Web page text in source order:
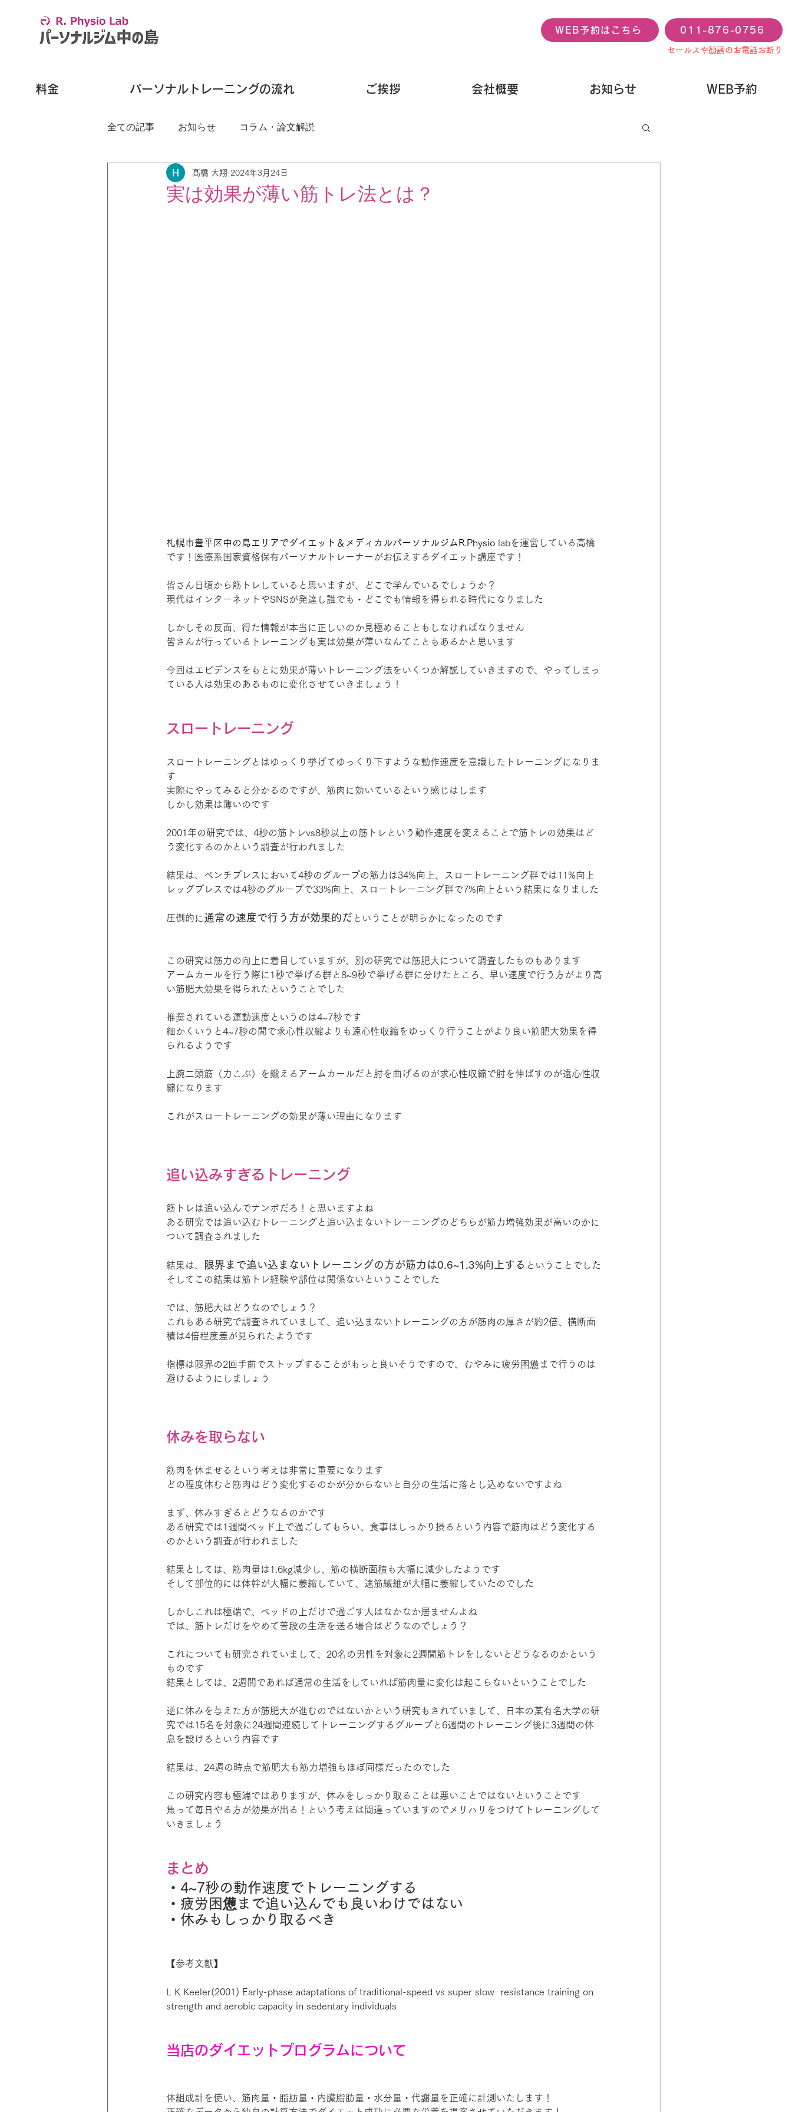
WEB予約はこちら 011-876-0756
セールスや勧誘のお電話お断り
料金 パーソナルトレーニングの流れ ご挨拶 会社概要 お知らせ WEB予約
全ての記事 お知らせ コラム・論文解説
実は効果が薄い筋トレ法とは？
髙橋 大翔 2024年3月24日
札幌市豊平区中の島エリアでダイエット ＆メディカルパーソナルジムR.Physio labを運営している高橋
です！医療系国家資格保有パーソナルトレーナーがお伝えするダイエット講座です！
皆さん日頃から筋トレしていると思いますが、どこで学んでいるでしょうか？
現代はインターネットやSNSが発達し誰でも・どこでも情報を得られる時代になりました
しかしその反面、得た情報が本当に正しいのか見極めることもしなければなりません
皆さんが行っているトレーニングも実は効果が薄いなんてこともあるかと思います
今回はエビデンスをもとに効果が薄いトレーニング法をいくつか解説していきますので、やってしまっ
ている人は効果のあるものに変化させていきましょう！
スロートレーニング
スロートレーニングとはゆっくり挙げてゆっくり下すような動作速度を意識したトレーニングになりま
す
実際にやってみると分かるのですが、筋肉に効いているという感じはします
しかし効果は薄いのです
2001年の研究では、4秒の筋トレvs8秒以上の筋トレという動作速度を変えることで筋トレの効果はど
う変化するのかという調査が行われました
結果は、ベンチプレスにおいて4秒のグループの筋力は34%向上、スロートレーニング群では11%向上
レッグプレスでは4秒のグループで33%向上、スロートレーニング群で7%向上という結果になりました
圧倒的に 通常の速度で行う方が効果的だ ということが明らかになったのです
この研究は筋力の向上に着目していますが、別の研究では筋肥大について調査したものもあります
アームカールを行う際に1秒で挙げる群と8~9秒で挙げる群に分けたところ、早い速度で行う方がより高
い筋肥大効果を得られたということでした
推奨されている運動速度というのは4~7秒です
細かくいうと4~7秒の間で求心性収縮よりも遠心性収縮をゆっくり行うことがより良い筋肥大効果を得
られるようです
上腕二頭筋（力こぶ）を鍛えるアームカールだと肘を曲げるのが求心性収縮で肘を伸ばすのが遠心性収
縮になります
これがスロートレーニングの効果が薄い理由になります
追い込みすぎるトレーニング
筋トレは追い込んでナンボだろ！と思いますよね
ある研究では追い込むトレーニングと追い込まないトレーニングのどちらが筋力増強効果が高いのかに
ついて調査されました
結果は、 限界まで追い込まないトレーニングの方が筋力は0.6~1.3%向上する ということでした
そしてこの結果は筋トレ経験や部位は関係ないということでした
では、筋肥大はどうなのでしょう？
これもある研究で調査されていまして、追い込まないトレーニングの方が筋肉の厚さが約2倍、横断面
積は4倍程度差が見られたようです
指標は限界の2回手前でストップすることがもっと良いそうですので、むやみに疲労困憊まで行うのは
避けるようにしましょう
休みを取らない
筋肉を休ませるという考えは非常に重要になります
どの程度休むと筋肉はどう変化するのかが分からないと自分の生活に落とし込めないですよね
まず、休みすぎるとどうなるのかです
ある研究では1週間ベッド上で過ごしてもらい、食事はしっかり摂るという内容で筋肉はどう変化する
のかという調査が行われました
結果としては、筋肉量は1.6kg減少し、筋の横断面積も大幅に減少したようです
そして部位的には体幹が大幅に萎縮していて、速筋繊維が大幅に萎縮していたのでした
しかしこれは極端で、ベッドの上だけで過ごす人はなかなか居ませんよね
では、筋トレだけをやめて普段の生活を送る場合はどうなのでしょう？
これについても研究されていまして、20名の男性を対象に2週間筋トレをしないとどうなるのかという
ものです
結果としては、2週間であれば通常の生活をしていれば筋肉量に変化は起こらないということでした
逆に休みを与えた方が筋肥大が進むのではないかという研究もされていまして、日本の某有名大学の研
究では15名を対象に24週間連続してトレーニングするグループと6週間のトレーニング後に3週間の休
息を設けるという内容です
結果は、24週の時点で筋肥大も筋力増強もほぼ同様だったのでした
この研究内容も極端ではありますが、休みをしっかり取ることは悪いことではないということです
焦って毎日やる方が効果が出る！という考えは間違っていますのでメリハリをつけてトレーニングして
いきましょう
まとめ
・4~7秒の動作速度でトレーニングする
・疲労困憊まで追い込んでも良いわけではない
・休みもしっかり取るべき
【参考文献】
L K Keeler(2001) Early-phase adaptations of traditional-speed vs super slow  resistance training on
strength and aerobic capacity in sedentary individuals
当店のダイエットプログラムについて
体組成計を使い、筋肉量・脂肪量・内臓脂肪量・水分量・代謝量を正確に計測いたします！